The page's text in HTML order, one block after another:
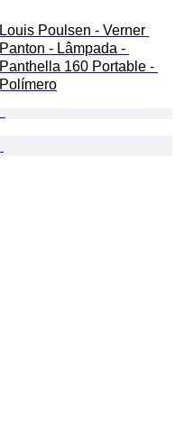
Louis Poulsen - Verner
Panton - Lâmpada -
Panthella 160 Portable -
Polímero